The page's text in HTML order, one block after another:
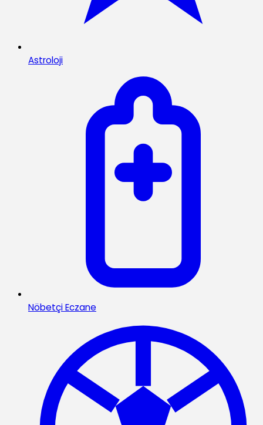
Astroloji
Nöbetçi Eczane